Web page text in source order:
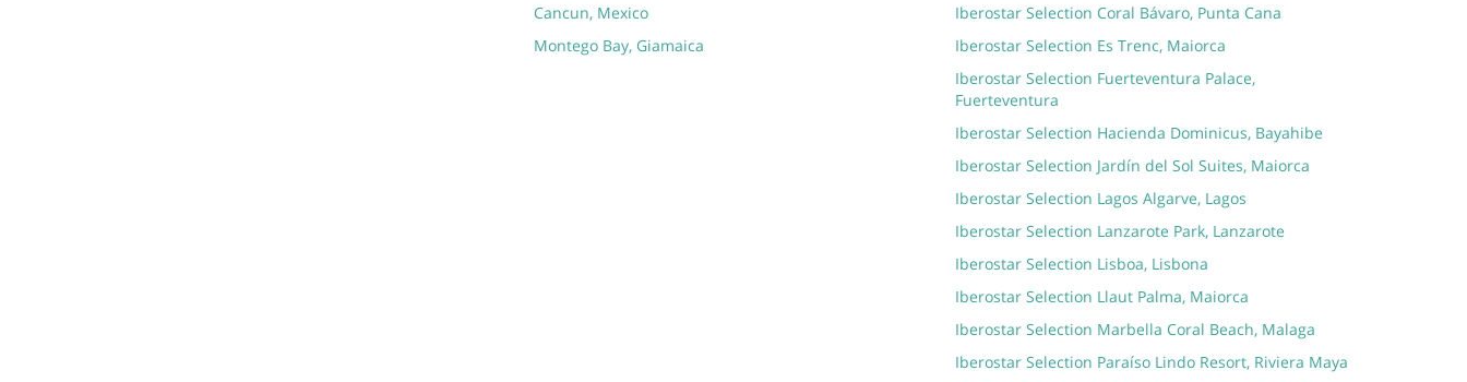
Cancun, Mexico
Montego Bay, Giamaica
Iberostar Selection Coral Bávaro, Punta Cana
Iberostar Selection Es Trenc, Maiorca
Iberostar Selection Fuerteventura Palace,
Fuerteventura
Iberostar Selection Hacienda Dominicus, Bayahibe
Iberostar Selection Jardín del Sol Suites, Maiorca
Iberostar Selection Lagos Algarve, Lagos
Iberostar Selection Lanzarote Park, Lanzarote
Iberostar Selection Lisboa, Lisbona
Iberostar Selection Llaut Palma, Maiorca
Iberostar Selection Marbella Coral Beach, Malaga
Iberostar Selection Paraíso Lindo Resort, Riviera Maya